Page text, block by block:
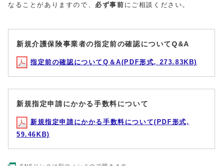
なることがありますので、 必ず事前 にご相談ください。
新規介護保険事業者の指定前の確認についてQ&A
指定前の確認についてQ＆A(PDF形式, 273.83KB)
新規指定申請にかかる手数料について
新規指定申請にかかる手数料について(PDF形式,
59.46KB)